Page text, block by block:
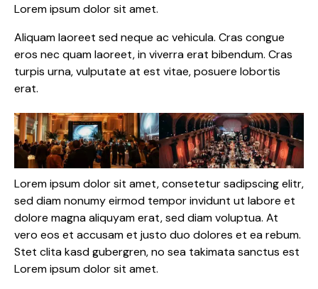
Lorem ipsum dolor sit amet.
Aliquam laoreet sed neque ac vehicula. Cras congue
eros nec quam laoreet, in viverra erat bibendum. Cras
turpis urna, vulputate at est vitae, posuere lobortis
erat.
Lorem ipsum dolor sit amet, consetetur sadipscing elitr,
sed diam nonumy eirmod tempor invidunt ut labore et
dolore magna aliquyam erat, sed diam voluptua. At
vero eos et accusam et justo duo dolores et ea rebum.
Stet clita kasd gubergren, no sea takimata sanctus est
Lorem ipsum dolor sit amet.